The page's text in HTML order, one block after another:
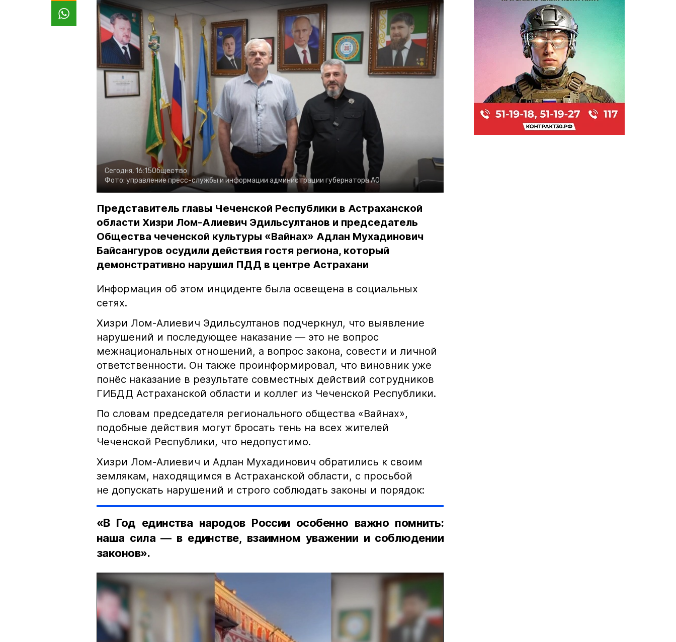
Сегодня, 16:15Общество
Фото: управление пресс-службы и информации администрации губернатора АО
Представитель главы Чеченской Республики в Астраханской
области Хизри Лом-Алиевич Эдильсултанов и председатель
Общества чеченской культуры «Вайнах» Адлан Мухадинович
Байсангуров осудили действия гостя региона, который
демонстративно нарушил ПДД в центре Астрахани
Информация об этом инциденте была освещена в социальных
сетях.
Хизри Лом-Алиевич Эдильсултанов подчеркнул, что выявление
нарушений и последующее наказание — это не вопрос
межнациональных отношений, а вопрос закона, совести и личной
ответственности. Он также проинформировал, что виновник уже
понёс наказание в результате совместных действий сотрудников
ГИБДД Астраханской области и коллег из Чеченской Республики.
По словам председателя регионального общества «Вайнах»,
подобные действия могут бросать тень на всех жителей
Чеченской Республики, что недопустимо.
Хизри Лом-Алиевич и Адлан Мухадинович обратились к своим
землякам, находящимся в Астраханской области, с просьбой
не допускать нарушений и строго соблюдать законы и порядок:
«В Год единства народов России особенно важно помнить:
наша сила — в единстве, взаимном уважении и соблюдении
законов».